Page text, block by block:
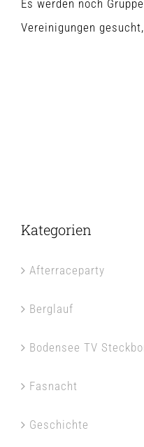
Es werden noch
Vereinigungen
Kategorien
Afterraceparty
Berglauf
Bodensee TV
Fasnacht
Geschichte